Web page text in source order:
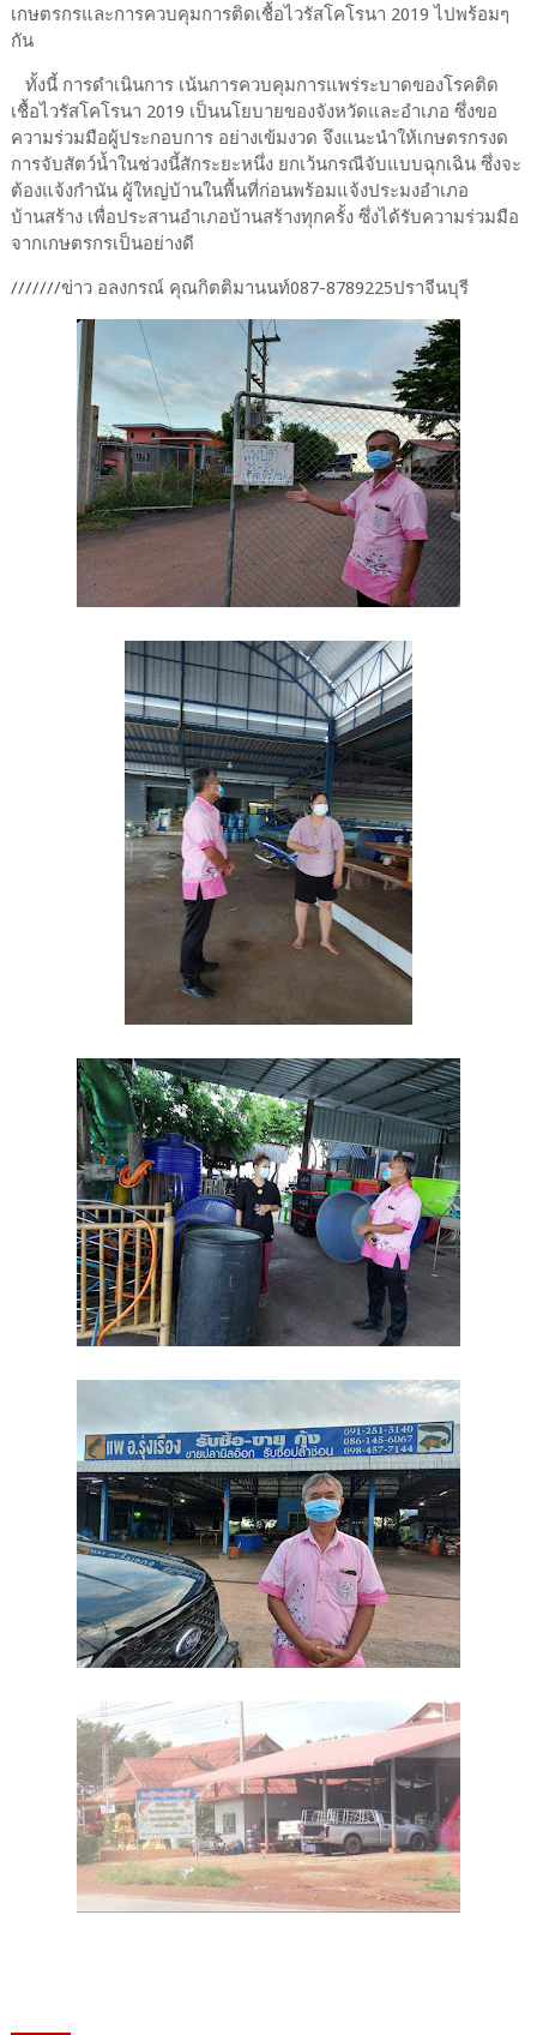
เกษตรกรและการควบคุมการติดเชื้อไวรัสโคโรนา 2019 ไปพร้อมๆ
กัน
ทั้งนี้ การดำเนินการ เน้นการควบคุมการแพร่ระบาดของโรคติด
เชื้อไวรัสโคโรนา 2019 เป็นนโยบายของจังหวัดและอำเภอ ซึ่งขอ
ความร่วมมือผู้ประกอบการ อย่างเข้มงวด จึงแนะนำให้เกษตรกรงด
การจับสัตว์น้ำในช่วงนี้สักระยะหนึ่ง ยกเว้นกรณีจับแบบฉุกเฉิน ซึ่งจะ
ต้องแจ้งกำนัน ผู้ใหญ่บ้านในพื้นที่ก่อนพร้อมแจ้งประมงอำเภอ
บ้านสร้าง เพื่อประสานอำเภอบ้านสร้างทุกครั้ง ซึ่งได้รับความร่วมมือ
จากเกษตรกรเป็นอย่างดี
///////ข่าว อลงกรณ์ คุณกิตติมานนท์087-8789225ปราจีนบุรี